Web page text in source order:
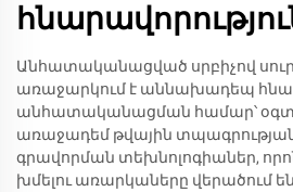
Անհատականացված սրբիչով
առաջարկում է աննախադեպ
անհատականացման համար՝
առաջադեմ թվային
գրավորման տեխնոլոգիաներ,
խմելու առարկաները վերածում